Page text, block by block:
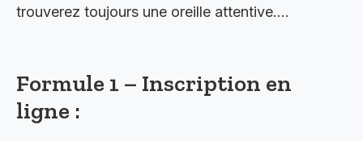
trouverez toujours une oreille attentive….
Formule 1 – Inscription en
ligne :